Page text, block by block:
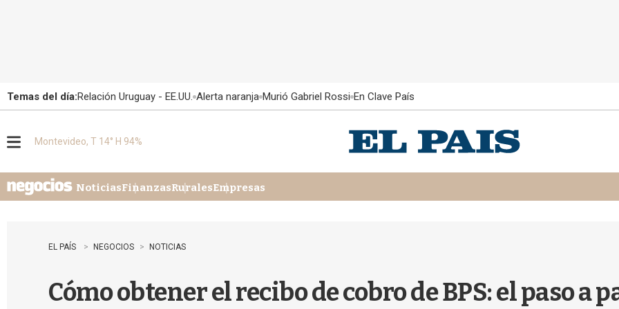
Temas del día:Relación Uruguay - EE.UU. Alerta naranja Murió Gabriel Rossi En Clave País
u
Montevideo, T 14° H 94%
NoticiasFinanzasRuralesEmpresas
EL PAÍS NEGOCIOS NOTICIAS
Cómo obtener el recibo de cobro de BPS: el paso a